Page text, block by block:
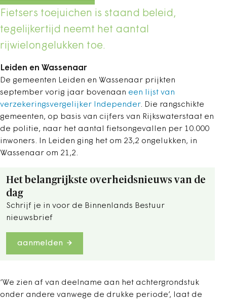
Fietsers toejuichen is staand beleid,
tegelijkertijd neemt het aantal
rijwielongelukken toe.
Leiden en Wassenaar
De gemeenten Leiden en Wassenaar prijkten
september vorig jaar bovenaan een lijst van
verzekeringsvergelijker Independer. Die rangschikte
gemeenten, op basis van cijfers van Rijkswaterstaat en
de politie, naar het aantal fietsongevallen per 10.000
inwoners. In Leiden ging het om 23,2 ongelukken, in
Wassenaar om 21,2.
Het belangrijkste overheidsnieuws van de
dag
Schrijf je in voor de Binnenlands Bestuur
nieuwsbrief
aanmelden
‘We zien af van deelname aan het achtergrondstuk
onder andere vanwege de drukke periode’, laat de